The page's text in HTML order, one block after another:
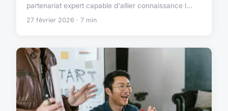
partenariat expert capable d'allier connaissance l...
27 février 2026 · 7 min